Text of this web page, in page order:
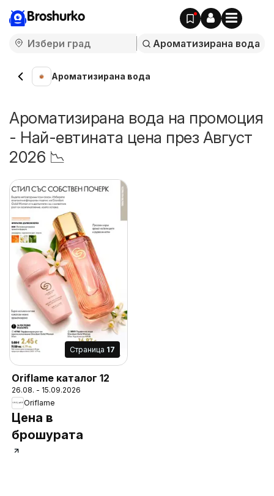
Broshurko
Ароматизирана вода
Ароматизирана вода на промоция
- Най-евтината цена през Август
2026 📉
Cтраница 17
Oriflame каталог 12
26.08. - 15.09.2026
Oriflame
Цена в
брошурата